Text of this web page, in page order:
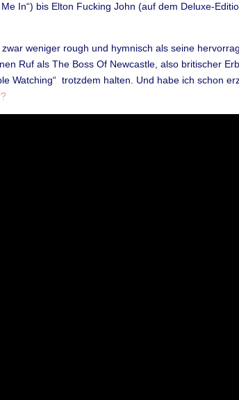
In“) bis Elton Fucking John (auf dem Deluxe-
weniger rough und hymnisch als seine
Ruf als The Boss Of Newcastle, also britischer
Watching“ trotzdem halten. Und habe ich schon